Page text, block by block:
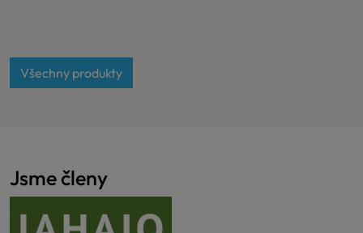
Všechny produkty
Jsme členy